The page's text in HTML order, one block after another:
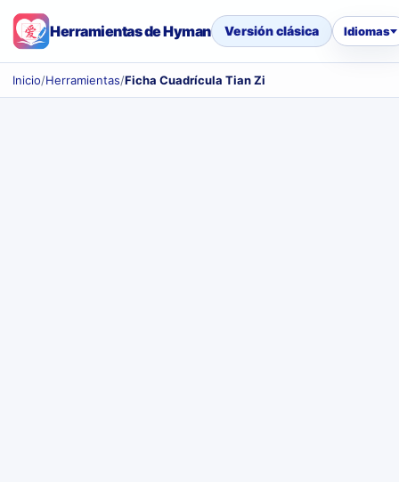
Herramientas de Hyman Versión clásica Idiomas
Inicio/Herramientas/Ficha Cuadrícula Tian Zi